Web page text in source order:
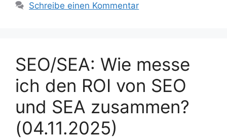
Schreibe einen Kommentar
SEO/SEA: Wie messe
ich den ROI von SEO
und SEA zusammen?
(04.11.2025)